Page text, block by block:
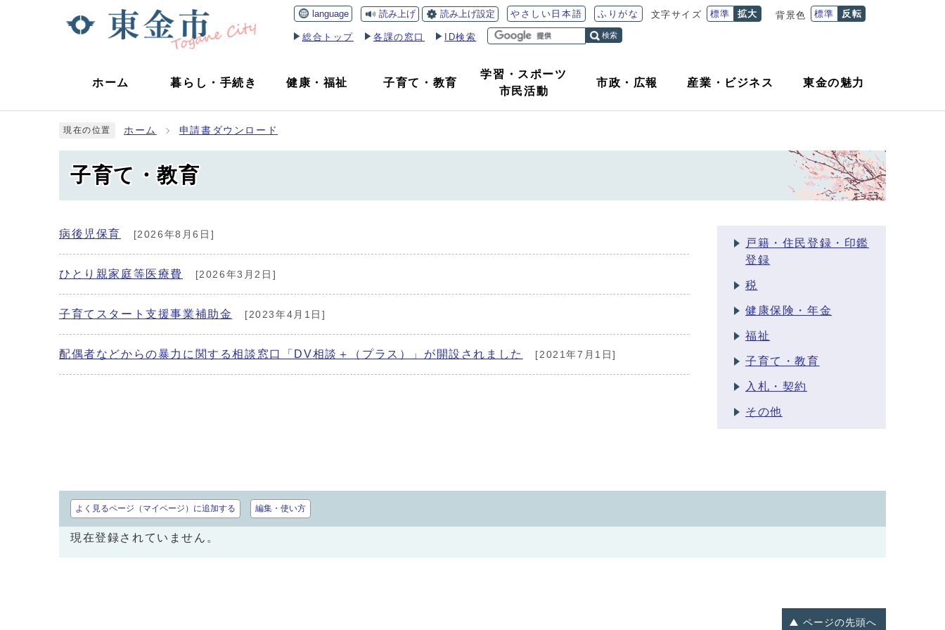
language 読み上げ 読み上げ設定 やさしい日本語 ふりがな 文字サイズ 標準 拡大 背景色 標準 反転
総合トップ 各課の窓口 ID検索 検索
ホーム 暮らし ・ 手続き 健康 ・福祉 子育て ・ 教育
学習・スポーツ
市民活動
市政 ・ 広報 産業 ・ ビジネス 東金の魅力
現在の位置 ホーム 申請書ダウンロード
子育て・教育
病後児保育 [2026年8月6日]
ひとり親家庭等医療費 [2026年3月2日]
子育てスタート支援事業補助金 [2023年4月1日]
配偶者などからの暴力に関する相談窓口「DV相談＋（プラス）」が開設されました [2021年7月1日]
戸籍・住民登録・印鑑
登録
税
健康保険・年金
福祉
子育て・教育
入札・契約
その他
よく見るページ（マイページ）に追加する 編集・使い方
現在登録されていません。
ページの先頭へ